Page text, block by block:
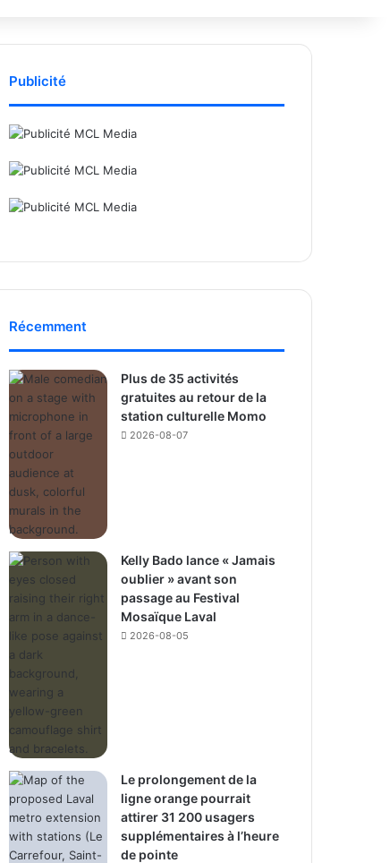
Publicité
Récemment
Plus de 35 activités
gratuites au retour de la
station culturelle Momo
2026-08-07
Kelly Bado lance « Jamais
oublier » avant son
passage au Festival
Mosaïque Laval
2026-08-05
Le prolongement de la
ligne orange pourrait
attirer 31 200 usagers
supplémentaires à l’heure
de pointe